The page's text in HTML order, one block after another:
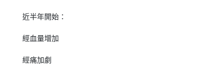
近半年開始：
經血量增加
經痛加劇